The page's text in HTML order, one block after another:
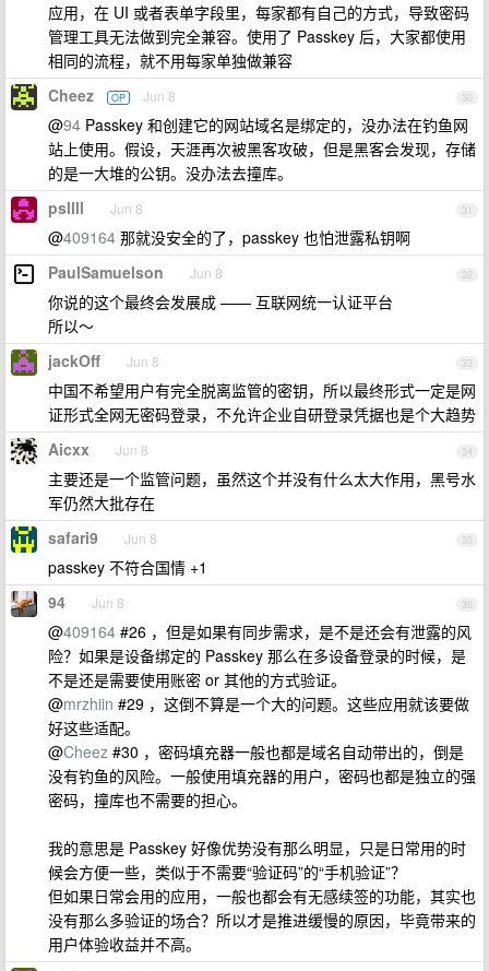
应用，在 UI 或者表单字段里，每家都有自己的方式，导致密码
管理工具无法做到完全兼容。使用了 Passkey 后，大家都使用
相同的流程，就不用每家单独做兼容
30
Cheez OP Jun 8
@94 Passkey 和创建它的网站域名是绑定的，没办法在钓鱼网
站上使用。假设，天涯再次被黑客攻破，但是黑客会发现，存储
的是一大堆的公钥。没办法去撞库。
31
psllll Jun 8
@409164 那就没安全的了，passkey 也怕泄露私钥啊
32
PaulSamuelson Jun 8
你说的这个最终会发展成 —— 互联网统一认证平台
所以～
33
jackOff Jun 8
中国不希望用户有完全脱离监管的密钥，所以最终形式一定是网
证形式全网无密码登录，不允许企业自研登录凭据也是个大趋势
34
Aicxx Jun 8
主要还是一个监管问题，虽然这个并没有什么太大作用，黑号水
军仍然大批存在
35
safari9 Jun 8
passkey 不符合国情 +1
36
94 Jun 8
@409164 #26 ，但是如果有同步需求，是不是还会有泄露的风
险？如果是设备绑定的 Passkey 那么在多设备登录的时候，是
不是还是需要使用账密 or 其他的方式验证。
@mrzhiin #29 ，这倒不算是一个大的问题。这些应用就该要做
好这些适配。
@Cheez #30 ，密码填充器一般也都是域名自动带出的，倒是
没有钓鱼的风险。一般使用填充器的用户，密码也都是独立的强
密码，撞库也不需要的担心。
我的意思是 Passkey 好像优势没有那么明显，只是日常用的时
候会方便一些，类似于不需要“验证码”的“手机验证”？
但如果日常会用的应用，一般也都会有无感续签的功能，其实也
没有那么多验证的场合？所以才是推进缓慢的原因，毕竟带来的
用户体验收益并不高。